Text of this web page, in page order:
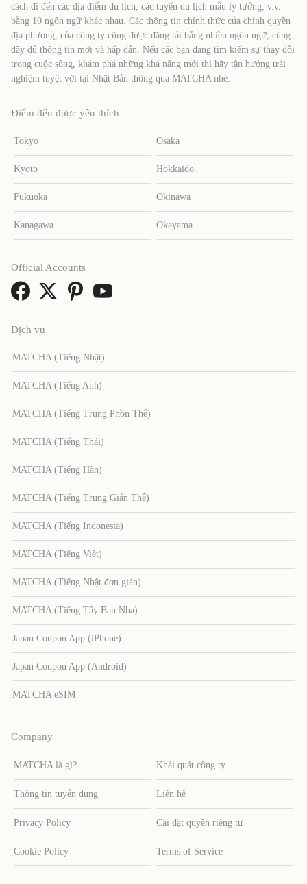
cách đi đến các địa điểm du lịch, các tuyến du lịch mẫu lý tưởng, v.v.
bằng 10 ngôn ngữ khác nhau. Các thông tin chính thức của chính quyền
địa phương, của công ty cũng được đăng tải bằng nhiều ngôn ngữ, cùng
đầy đủ thông tin mới và hấp dẫn. Nếu các bạn đang tìm kiếm sự thay đổi
trong cuộc sống, khám phá những khả năng mới thì hãy tận hưởng trải
nghiệm tuyệt vời tại Nhật Bản thông qua MATCHA nhé.
Điểm đến được yêu thích
Tokyo Osaka
Kyoto Hokkaido
Fukuoka Okinawa
Kanagawa Okayama
Dịch vụ
MATCHA (Tiếng Nhật)
MATCHA (Tiếng Anh)
MATCHA (Tiếng Trung Phồn Thể)
MATCHA (Tiếng Thái)
MATCHA (Tiếng Hàn)
MATCHA (Tiếng Trung Giản Thể)
MATCHA (Tiếng Indonesia)
MATCHA (Tiếng Việt)
MATCHA (Tiếng Nhật đơn giản)
MATCHA (Tiếng Tây Ban Nha)
Japan Coupon App (iPhone)
Japan Coupon App (Android)
MATCHA eSIM
Company
MATCHA là gì? Khái quát công ty
Thông tin tuyển dụng Liên hệ
Privacy Policy Cài đặt quyền riêng tư
Cookie Policy Terms of Service
Official Accounts